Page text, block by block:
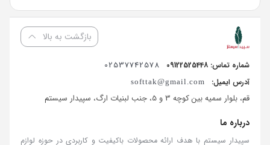
بازگشت به بالا
شماره تماس: 09122525448 02537742578
آدرس ایمیل: softtak@gmail.com
قم، بلوار سمیه بین کوچه 3 و 5، جنب لبنیات ارگ، سپیدار سیستم
درباره ما
سپیدار سیستم با هدف ارائه محصولات باکیفیت و کاربردی در حوزه لوازم